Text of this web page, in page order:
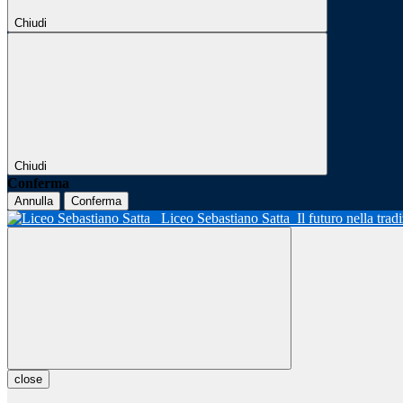
Chiudi
Chiudi
Conferma
Annulla Conferma
Liceo Sebastiano Satta Il futuro nella
close